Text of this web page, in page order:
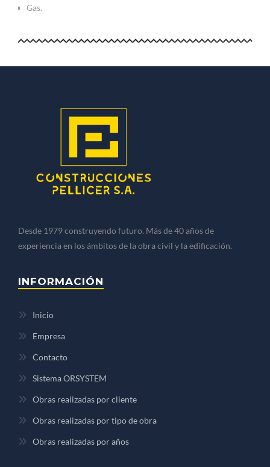
Gas.
Desde 1979 construyendo futuro. Más de 40 años de
experiencia en los ámbitos de la obra civil y la edificación.
INFORMACIÓN
Inicio
Empresa
Contacto
Sistema ORSYSTEM
Obras realizadas por cliente
Obras realizadas por tipo de obra
Obras realizadas por años